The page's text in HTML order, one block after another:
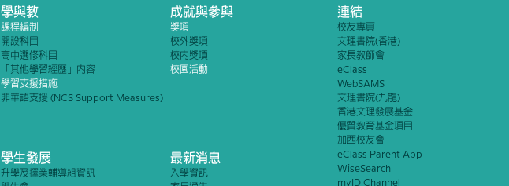
學與教
課程編制
開設科目
高中選修科目
「其他學習經歷」內容
學習支援措施
非華語支援 (NCS Support Measures)
成就與參與
獎項
校外獎項
校內獎項
校園活動
連結
校友專頁
文理書院(香港)
家長教師會
eClass
WebSAMS
文理書院(九龍)
香港文理發展基金
優質教育基金項目
加西校友會
eClass Parent App
WiseSearch
myID Channel
學生發展
升學及擇業輔導組資訊
最新消息
入學資訊